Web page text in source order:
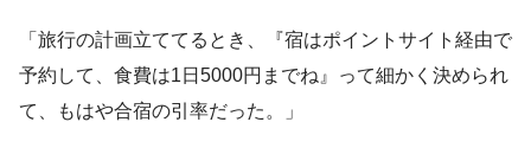
「旅行の計画立ててるとき、『宿はポイントサイト経由で
予約して、食費は1日5000円までね』って細かく決められ
て、もはや合宿の引率だった。」